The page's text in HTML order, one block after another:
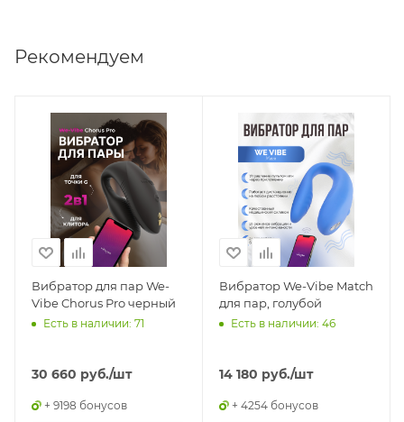
Рекомендуем
Вибратор для пар We-
Vibe Chorus Pro черный
Есть в наличии: 71
30 660 руб./шт
+ 9198 бонусов
Вибратор We-Vibe Match
для пар, голубой
Есть в наличии: 46
14 180 руб./шт
+ 4254 бонусов